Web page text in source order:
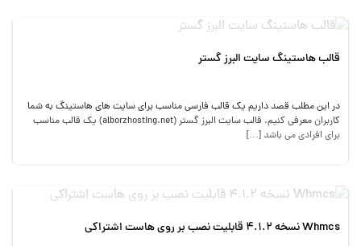
قالب هاستینگ سایت البرز گستر
در این مطلب قصد داریم یک قالب فارسی مناسب برای سایت های هاستینگ به شما
کاربران معرفی کنیم. قالب سایت البرز گستر (alborzhosting.net) یک قالب مناسب
برای افرادی می باشد […]
Whmcs نسخه 4.1.2 قابلیت نصب بر روی هاست اشتراکی